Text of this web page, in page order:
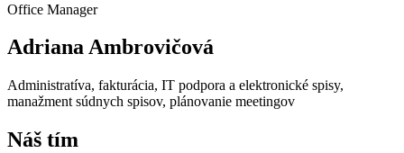
Office Manager
Adriana Ambrovičová
Administratíva, fakturácia, IT podpora a elektronické spisy,
manažment súdnych spisov, plánovanie meetingov
Náš tím